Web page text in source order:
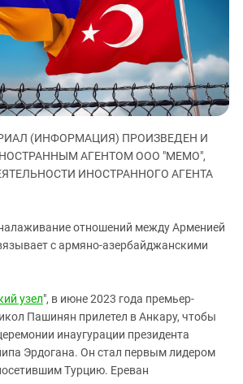
ЗАСТАВЛЯЕТ
КАВКАЗ ЗА ПАЛЕСТИНУ
ИНАКОМЫСЛИЕ В ЧЕЧНЕ
ПРЕСЛЕДОВАНИЕ АКТИВИСТОВ
МОБИЛИЗАЦИЯ И ПРОТЕСТЫ
(ИНФОРМАЦИЯ) ПРОИЗВЕДЕН И
АГЕНТОМ ООО "МЕМО",
ИНОСТРАННОГО АГЕНТА
отношений между Арменией
с армяно-азербайджанскими
узел", в июне 2023 года премьер-
Пашинян прилетел в Анкару, чтобы
инаугурации президента
Эрдогана. Он стал первым лидером
Турцию. Ереван